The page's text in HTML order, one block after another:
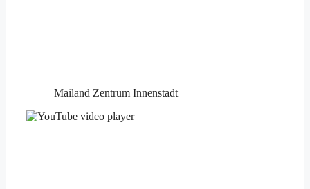
Mailand Zentrum Innenstadt